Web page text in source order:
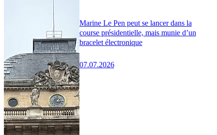
Marine Le Pen peut se lancer dans la
course présidentielle, mais munie d’un
bracelet électronique
07.07.2026